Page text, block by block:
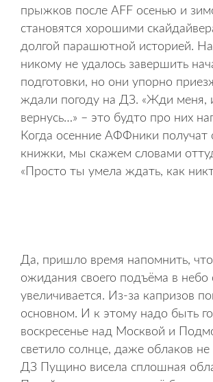
прыжков после AFF осенью и
становятся хорошими
долгой парашютной историей.
никому не удалось завершить
подготовки, но они упорно
ждали погоду на ДЗ. «Жди меня,
вернусь…» – это будто про них
Когда осенние АФФники получат
книжки, мы скажем словами
«Просто ты умела ждать, как
Да, пришло время напомнить,
ожидания своего подъёма в небо
увеличивается. Из-за капризов
основном. И к этому надо быть
воскресенье над Москвой и
светило солнце, даже облаков
ДЗ Пущино висела сплошная